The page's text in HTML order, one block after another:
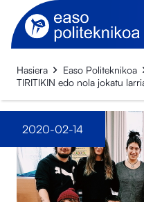
Hasiera Easo Politeknikoa
TIRITIKIN edo nola jokatu
2020-02-14